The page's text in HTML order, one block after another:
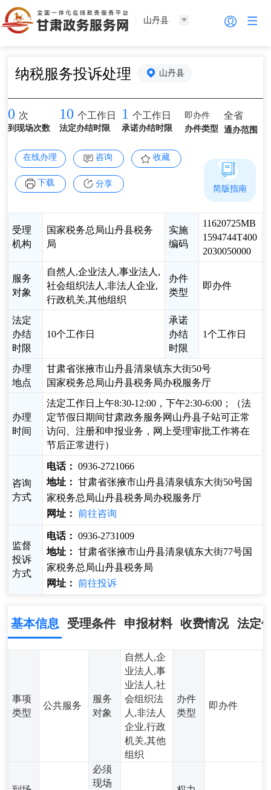
山丹县
纳税服务投诉处理 山丹县
0 次
到现场次数
10 个工作日
法定办结时限
1 个工作日
承诺办结时限
即办件
办件类型
全省
通办范围
在线办理 咨询 收藏
下载 分享
受理
机构
国家税务总局山丹县税务
局
实施
编码
11620725MB
1594744T400
2030050000
服务
对象
自然人,企业法人,事业法人,
社会组织法人,非法人企业,
行政机关,其他组织
办件
类型
即办件
法定
办结
时限
10个工作日
承诺
办结
时限
1个工作日
办理
地点
甘肃省张掖市山丹县清泉镇东大街50号
国家税务总局山丹县税务局办税服务厅
办理
时间
法定工作日上午8:30-12:00，下午2:30-6:00；（法
定节假日期间甘肃政务服务网山丹县子站可正常
访问、注册和申报业务，网上受理审批工作将在
节后正常进行）
咨询
方式
电话： 0936-2721066
地址： 甘肃省张掖市山丹县清泉镇东大街50号国
家税务总局山丹县税务局办税服务厅
网址： 前往咨询
监督
投诉
方式
电话： 0936-2731009
地址： 甘肃省张掖市山丹县清泉镇东大街77号国
家税务总局山丹县税务局
网址： 前往投诉
简版指南
基本信息 受理条件 申报材料 收费情况 法定
事项
类型
公共服务
服务
对象
自然人,企
业法人,事
业法人,社
会组织法
人,非法人
企业,行政
机关,其他
组织
办件
类型
即办件
必须
现场